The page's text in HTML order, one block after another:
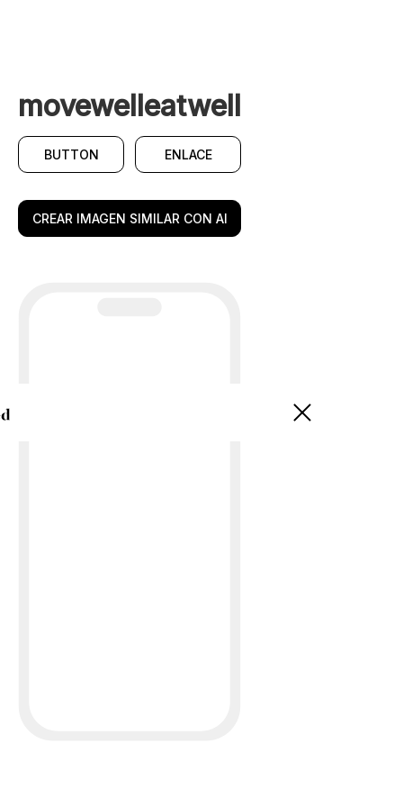
movewelleatwell
BUTTON ENLACE
CREAR IMAGEN SIMILAR CON AI